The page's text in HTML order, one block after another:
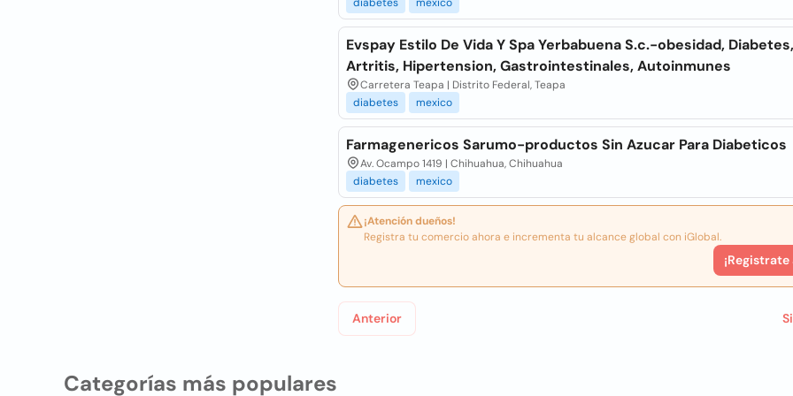
Evspay Estilo De Vida Y Spa Yerbabuena S.c.-obesidad, Diabetes,
Artritis, Hipertension, Gastrointestinales, Autoinmunes
Carretera Teapa | Distrito Federal, Teapa
diabetes
mexico
Farmagenericos Sarumo-productos Sin Azucar Para Diabeticos
Av. Ocampo 1419 | Chihuahua, Chihuahua
diabetes
mexico
¡Atención dueños!
Registra tu comercio ahora e incrementa tu alcance global con iGlobal.
¡Registrate
Anterior
Categorías más populares